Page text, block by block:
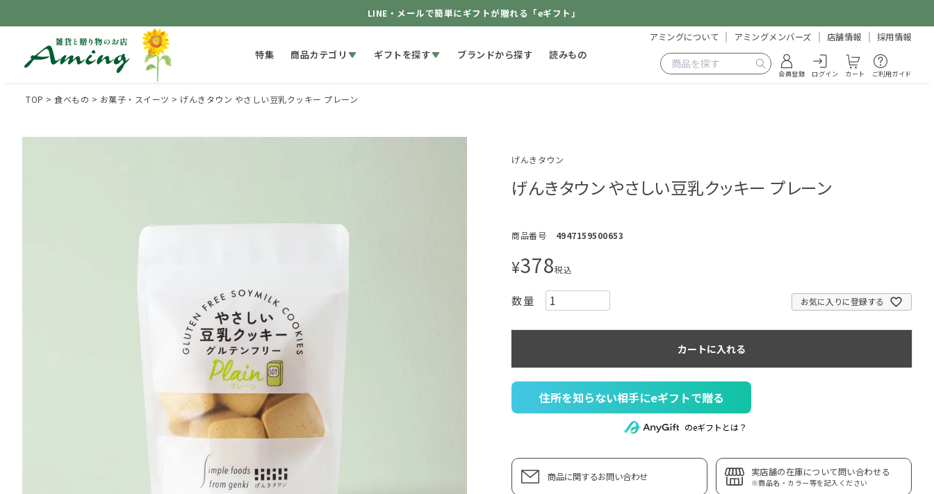
LINE・メールで簡単にギフトが贈れる「eギフト」
特集 商品カテゴリ ギフトを探す ブランドから探す 読みもの
アミングについて アミングメンバーズ 店舗情報 採用情報
会員登録 ログイン カート ご利用ガイド
TOP 食べもの お菓子・スイーツ げんきタウン やさしい豆乳クッキー プレーン
げんきタウン
げんきタウン やさしい豆乳クッキー プレーン
商品番号 4947159500653
¥378税込
お気に入りに登録する
カートに入れる
住所を知らない相手にeギフトで贈る
のeギフトとは？
商品に関するお問い合わせ 実店舗の在庫について問い合わせる
※商品名・カラー等を記入ください